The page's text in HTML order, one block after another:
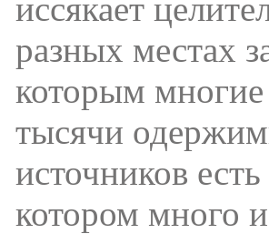
иссякает
разных местах
которым
тысячи
источников
котором много